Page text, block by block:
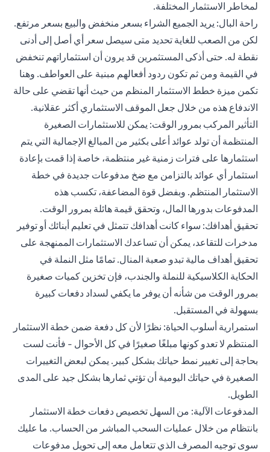
لمخاطر الاستثمار المختلفة.
راحة البال: يريد الجميع الشراء بسعر منخفض والبيع بسعر مرتفع.
لكن من الصعب للغاية تحديد متى سيصل سعر أي أصل إلى أدنى
نقطة له. حتى أذكى المستثمرين قد يرون أن استثماراتهم تنخفض
في القيمة ومن ثم تكون ردود أفعالهم مبنية على العواطف. وهنا
تكمن ميزة خطط الاستثمار المنظم من حيث أنها تقضي على حالة
الاندفاع هذه من خلال جعل الموقف الاستثماري أكثر عقلانية.
التأثير المركب بمرور الوقت: يمكن للاستثمارات الصغيرة
المنتظمة أن تولد عوائد أعلى بكثير من المبالغ الإجمالية التي يتم
استثمارها على فترات زمنية غير منتظمة، خاصة إذا قمت بإعادة
استثمار أي عوائد بالتزامن مع ضخ مدفوعات جديدة في خطة
الاستثمار المنتظم. وبفضل قوة المضاعفة، تكسب هذه
المدفوعات بدورها المال، وتحقق قيمة هائلة بمرور الوقت.
تحقيق أهدافك: سواء كانت أهدافك تتمثل في تعليم أبنائك أو توفير
مدخرات للتقاعد، يمكن أن تساعدك الاستثمارات الممنهجة على
تحقيق أهداف مالية تبدو صعبة المنال. تمامًا مثل النملة في
الحكاية الكلاسيكية للنملة والجندب، فإن تخزين كميات صغيرة
بمرور الوقت من شأنه أن يوفر ما يكفي لسداد دفعات كبيرة
بسهولة في المستقبل.
استمرارية أسلوب الحياة: نظرًا لأن كل دفعة ضمن خطة الاستثمار
المنتظم لا تعدو كونها مبلغًا صغيرًا في كل الأحوال - فأنت لست
بحاجة إلى تغيير نمط حياتك بشكل كبير. يمكن لبعض التغييرات
الصغيرة في حياتك اليومية أن تؤتي ثمارها بشكل جيد على المدى
الطويل.
المدفوعات الآلية: من السهل تخصيص دفعات خطة الاستثمار
بانتظام من خلال عمليات السحب المباشر من الحساب. ما عليك
سوى توجيه المصرف الذي تتعامل معه إلى تحويل مدفوعات